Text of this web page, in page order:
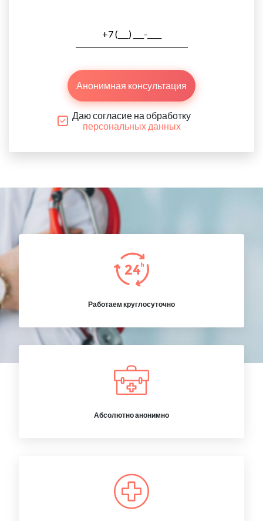
Анонимная консультация
Даю согласие на обработку
персональных данных
Работаем круглосуточно
Абсолютно анонимно